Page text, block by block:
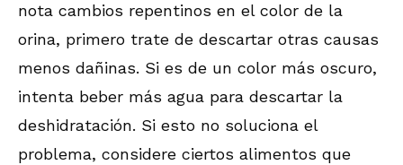
nota cambios repentinos en el color de la
orina, primero trate de descartar otras causas
menos dañinas. Si es de un color más oscuro,
intenta beber más agua para descartar la
deshidratación. Si esto no soluciona el
problema, considere ciertos alimentos que